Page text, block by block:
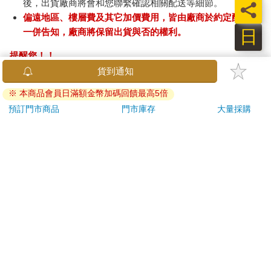
後，出貨廠商將會和您聯繫確認相關配送等細節。
偏遠地區、樓層費及其它加價費用，皆由廠商於約定配送時
一併告知，廠商將保留出貨與否的權利。
提醒您！！
金石堂及銀行均不會請您操作ATM! 如接獲電話要求您前往
ATM提款機，請不要聽從指示，以免受騙上當！
退換貨須知：
貨到通知
※ 本商品會員日滿額金幣加碼回饋最高5倍
預訂門市商品
門市庫存 大量採購
日
員